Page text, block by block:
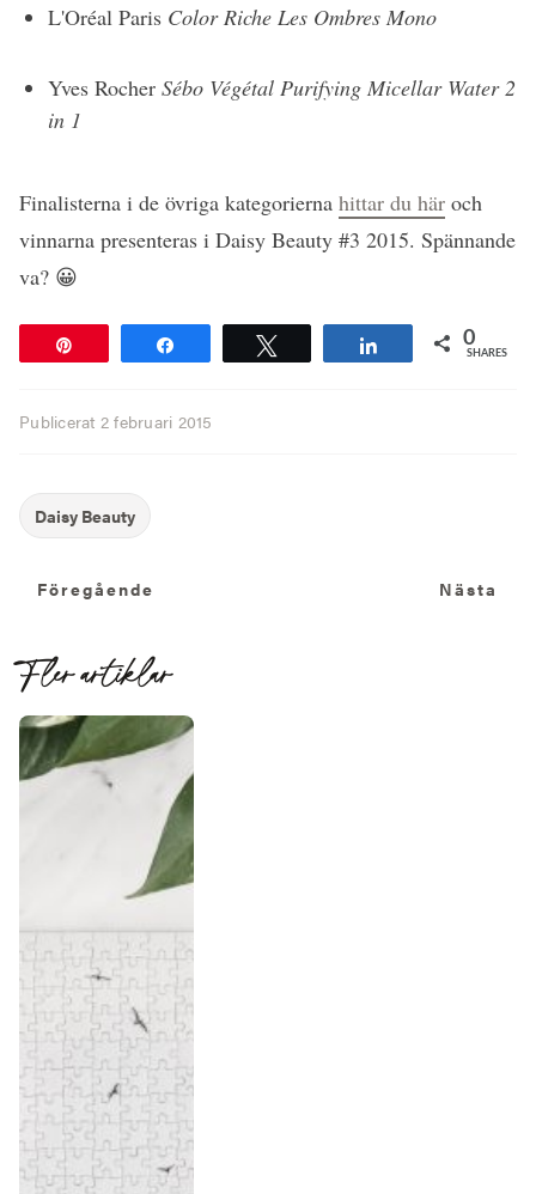
L'Oréal Paris Color Riche Les Ombres Mono
Yves Rocher Sébo Végétal Purifying Micellar Water 2
in 1
Finalisterna i de övriga kategorierna hittar du här och
vinnarna presenteras i Daisy Beauty #3 2015. Spännande
va? 😀
Share 0
SHARES
Publicerat 2 februari 2015
Föregående
Föregående Nästa
Fler artiklar